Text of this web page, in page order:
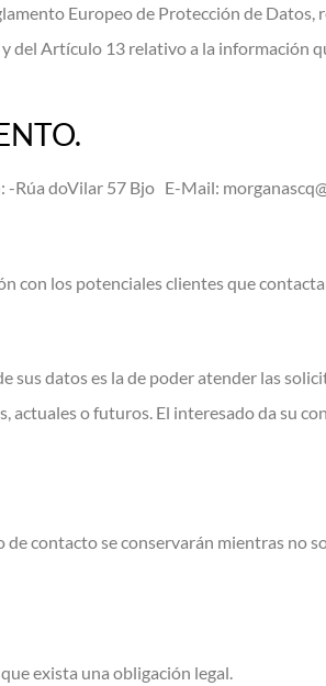
Europeo de Protección de
del Artículo 13 relativo a la información
-Rúa doVilar 57 Bjo E-Mail:
con los potenciales clientes que
sus datos es la de poder atender las
actuales o futuros. El interesado da su
contacto se conservarán mientras no
exista una obligación legal.